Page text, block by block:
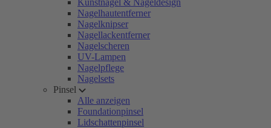
Kunstnägel & Nageldesign
Nagelhautentferner
Nagelknipser
Nagellackentferner
Nagelscheren
UV-Lampen
Nagelpflege
Nagelsets
Pinsel
Alle anzeigen
Foundationpinsel
Lidschattenpinsel